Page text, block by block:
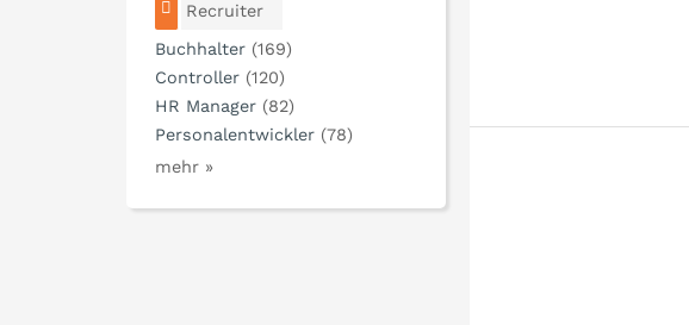
Recruiter
Buchhalter (169)
Controller (120)
HR Manager (82)
Personalentwickler (78)
mehr »